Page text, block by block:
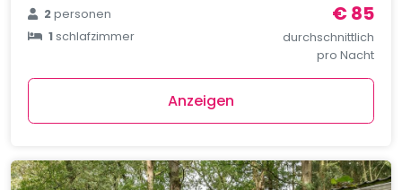
2personen
1schlafzimmer
€ 85
durchschnittlich
pro Nacht
Anzeigen